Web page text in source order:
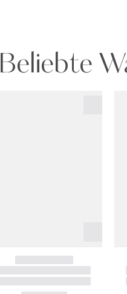
Beliebte